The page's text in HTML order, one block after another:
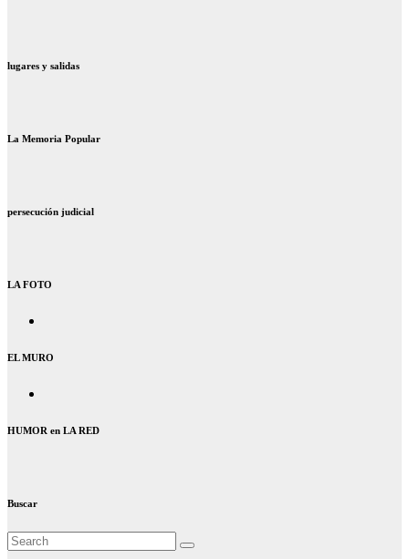
lugares y salidas
La Memoria Popular
persecución judicial
LA FOTO
EL MURO
HUMOR en LA RED
Buscar